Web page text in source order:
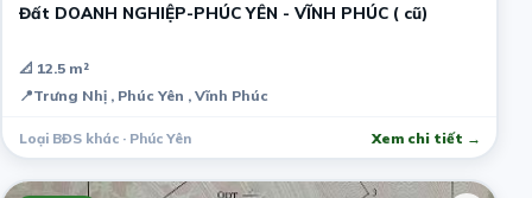
Đất DOANH NGHIỆP-PHÚC YÊN - VĨNH PHÚC ( cũ)
📐 12.5 m²
📍Trưng Nhị , Phúc Yên , Vĩnh Phúc
Loại BĐS khác · Phúc Yên Xem chi tiết →